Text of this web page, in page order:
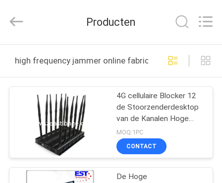
THUIS
PRODUCTEN
VIDEOS
ONGEVEER
ONS
ELECTRONICS(HK)
CO.,LTD.
Reserved.
Producten
high frequency jammer online fabricage
4G cellulaire Blocker 12
de Stoorzenderdesktop
van de Kanalen Hoge
Macht voor
Schoolgebruik
MOQ:1PC
CONTACT
De Hoge